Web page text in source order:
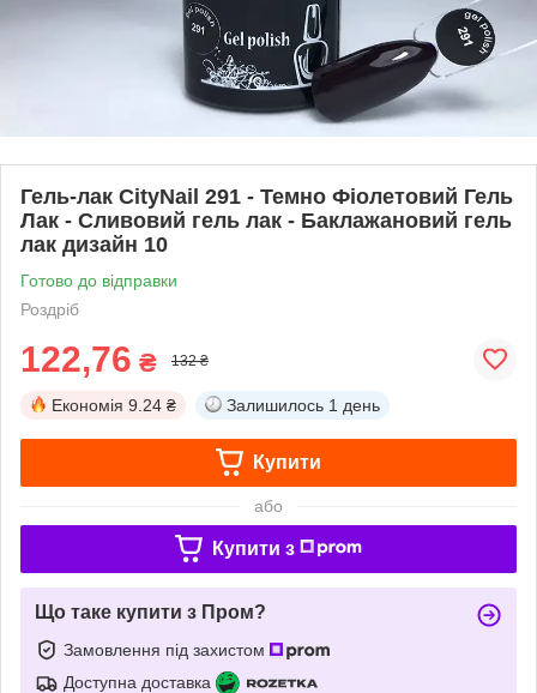
Гель-лак CityNail 291 - Темно Фіолетовий Гель
Лак - Сливовий гель лак - Баклажановий гель
лак дизайн 10
Готово до відправки
Роздріб
122,76 ₴ 132 ₴
Економія 9.24 ₴ Залишилось 1 день
Купити
або
Купити з
Що таке купити з Пром?
Замовлення під захистом
Доступна доставка